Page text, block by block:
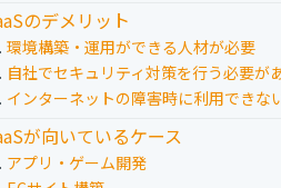
のデメリット
環境構築・運用ができる人材が必要
自社でセキュリティ対策を行う必要が
インターネットの障害時に利用できな
が向いているケース
アプリ・ゲーム開発